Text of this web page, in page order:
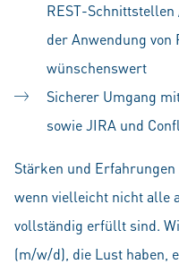
REST-
der Anwendung von
wünschenswert
Sicherer Umgang
sowie JIRA und
Stärken und
wenn vielleicht nicht alle
vollständig erfüllt sind.
(m/w/d), die Lust haben,